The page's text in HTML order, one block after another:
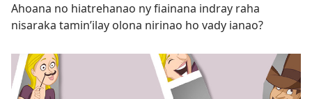
Ahoana no hiatrehanao ny fiainana indray raha
nisaraka tamin’​ilay olona nirinao ho vady ianao?